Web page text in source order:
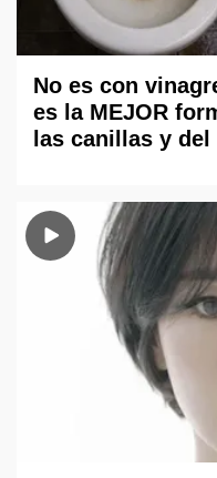
No es con
es la MEJOR
las canillas y